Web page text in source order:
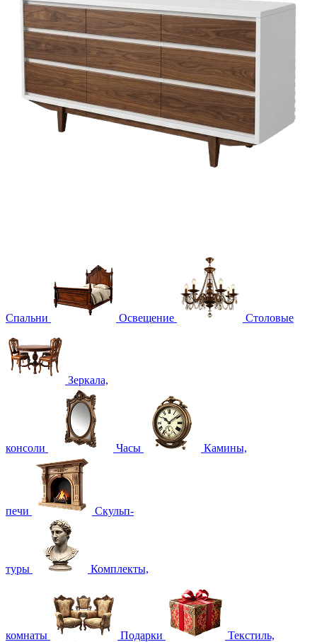
Спальни Освещение Столовые
Зеркала,
консоли Часы Камины,
печи Скульп-
туры Комплекты,
комнаты Подарки Текстиль,